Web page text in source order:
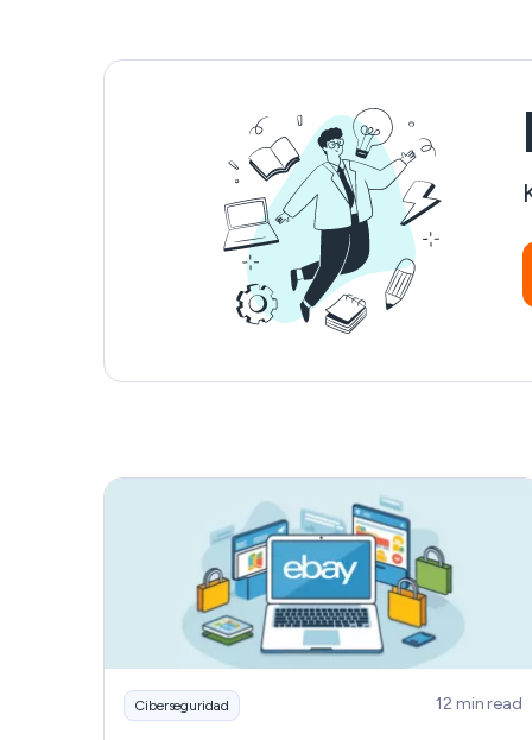
clave? Entonces es cuando entra en juego la
Recuperación de BitLocker, y es un proceso
bastante complicado para restaurar el acceso a
los datos que merece todo el artículo que
estás a punto de leer. Así que sigue leyendo
para averiguar qué es la Recuperación de
BitLocker, cómo funciona y por qué es vital
para la seguridad de tus datos.
Ciberseguridad 12 min read